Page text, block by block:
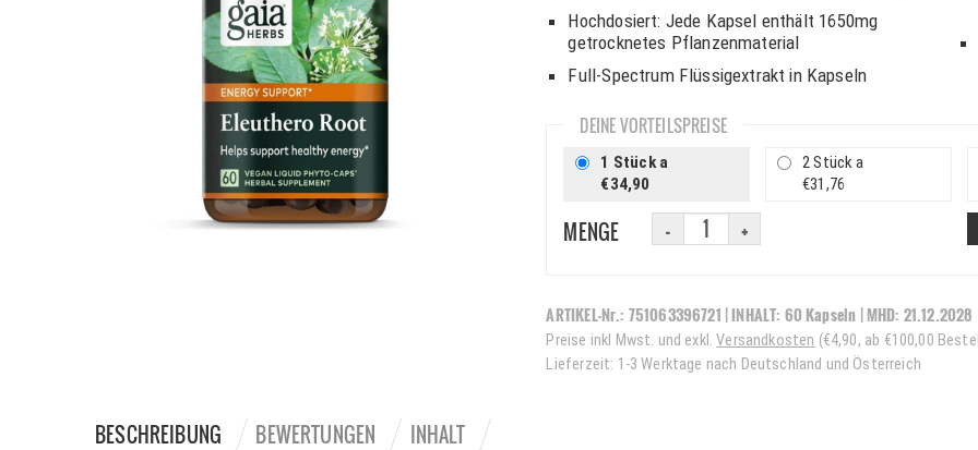
Hochdosiert: Jede Kapsel enthält 1650mg
getrocknetes Pflanzenmaterial
Full-Spectrum Flüssigextrakt in Kapseln
DEINE VORTEILSPREISE
1 Stück a
€34,90
2 Stück a
€31,76
MENGE
ARTIKEL-Nr.: 751063396721 | INHALT: 60 Kapseln |MHD: 21.12.2028
Preise inkl Mwst. und exkl.Versandkosten (€4,90, ab €100,00
Lieferzeit: 1-3 Werktage nach Deutschland und Österreich
BESCHREIBUNG BEWERTUNGEN INHALT